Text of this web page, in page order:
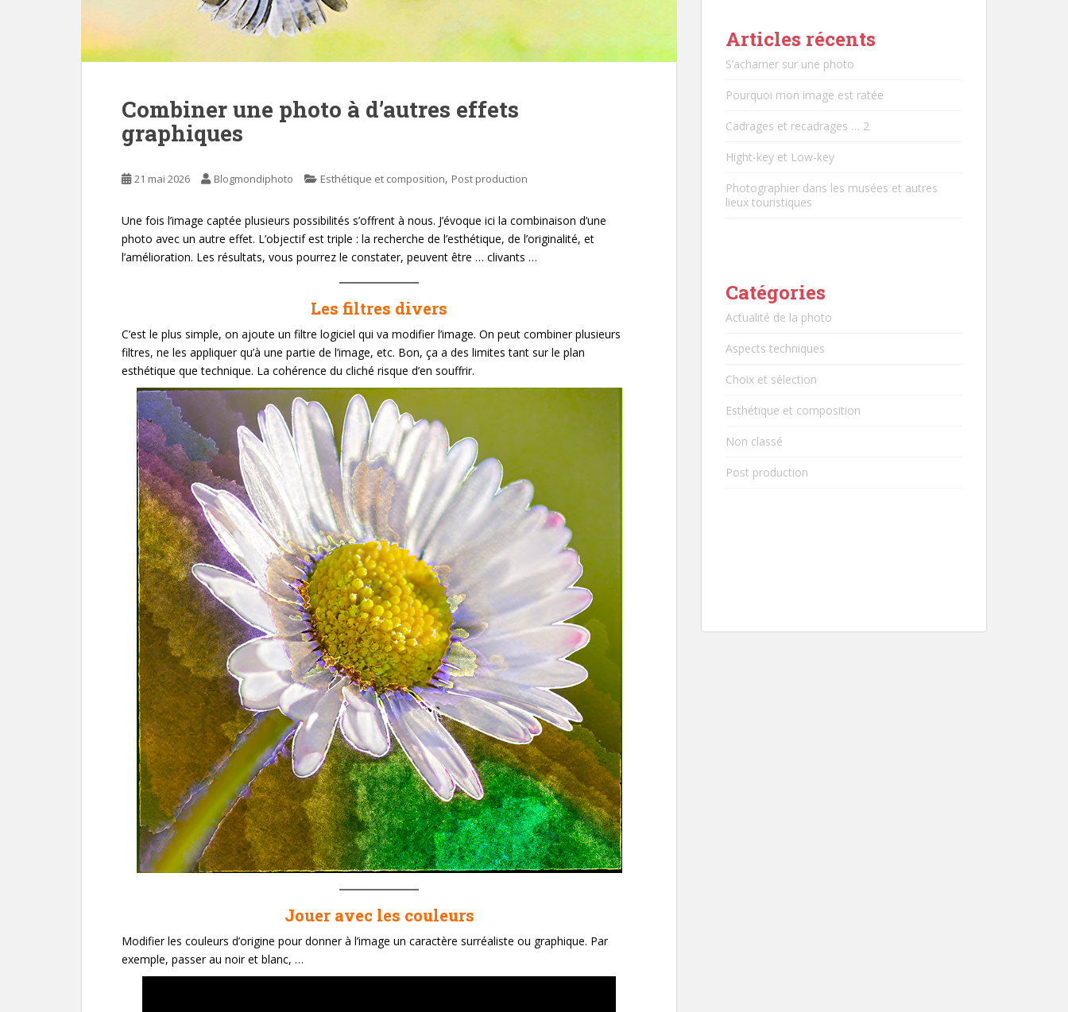
Combiner une photo à d’autres effets
graphiques
21 mai 2026 Blogmondiphoto Esthétique et composition, Post production
Une fois l’image captée plusieurs possibilités s’offrent à nous. J’évoque ici la combinaison d’une
photo avec un autre effet. L’objectif est triple : la recherche de l’esthétique, de l’originalité, et
l’amélioration. Les résultats, vous pourrez le constater, peuvent être … clivants …
Les filtres divers
C’est le plus simple, on ajoute un filtre logiciel qui va modifier l’image. On peut combiner plusieurs
filtres, ne les appliquer qu’à une partie de l’image, etc. Bon, ça a des limites tant sur le plan
esthétique que technique. La cohérence du cliché risque d’en souffrir.
Jouer avec les couleurs
Modifier les couleurs d’origine pour donner à l’image un caractère surréaliste ou graphique. Par
exemple, passer au noir et blanc, …
Articles récents
S’acharner sur une photo
Pourquoi mon image est ratée
Cadrages et recadrages … 2
Hight-key et Low-key
Photographier dans les musées et autres
lieux touristiques
Catégories
Actualité de la photo
Aspects techniques
Choix et sélection
Esthétique et composition
Non classé
Post production